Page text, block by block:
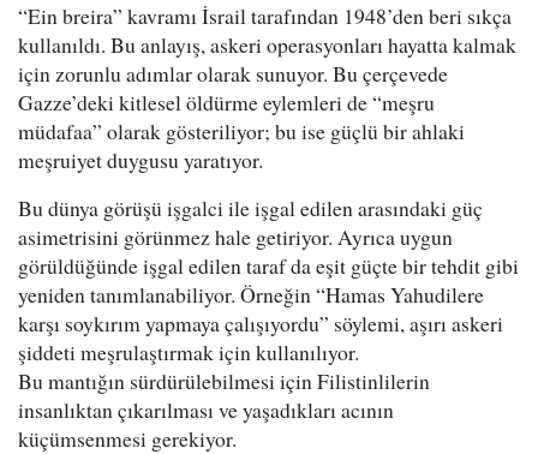
“Ein breira” kavramı İsrail tarafından 1948’den beri sıkça
kullanıldı. Bu anlayış, askeri operasyonları hayatta kalmak
için zorunlu adımlar olarak sunuyor. Bu çerçevede
Gazze’deki kitlesel öldürme eylemleri de “meşru
müdafaa” olarak gösteriliyor; bu ise güçlü bir ahlaki
meşruiyet duygusu yaratıyor.
Bu dünya görüşü işgalci ile işgal edilen arasındaki güç
asimetrisini görünmez hale getiriyor. Ayrıca uygun
görüldüğünde işgal edilen taraf da eşit güçte bir tehdit gibi
yeniden tanımlanabiliyor. Örneğin “Hamas Yahudilere
karşı soykırım yapmaya çalışıyordu” söylemi, aşırı askeri
şiddeti meşrulaştırmak için kullanılıyor.
Bu mantığın sürdürülebilmesi için Filistinlilerin
insanlıktan çıkarılması ve yaşadıkları acının
küçümsenmesi gerekiyor.